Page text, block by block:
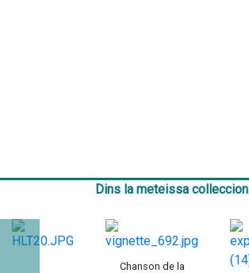
Dins la meteissa colleccion
Chanson de la